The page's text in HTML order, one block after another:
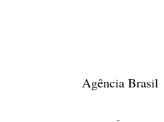
Agência Brasil